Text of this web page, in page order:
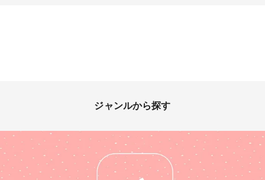
ジャンルから探す